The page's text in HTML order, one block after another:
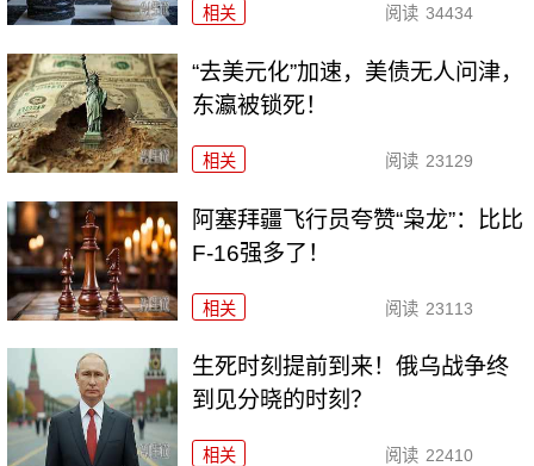
相关 阅读 34434
“去美元化”加速，美债无人问津，
东瀛被锁死！
相关 阅读 23129
阿塞拜疆飞行员夸赞“枭龙”：比比
F-16强多了！
相关 阅读 23113
生死时刻提前到来！俄乌战争终
到见分晓的时刻？
相关 阅读 22410